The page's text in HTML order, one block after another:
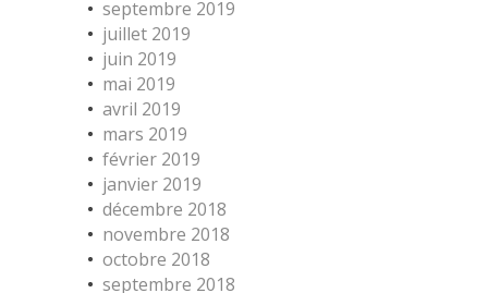
septembre 2019
juillet 2019
juin 2019
mai 2019
avril 2019
mars 2019
février 2019
janvier 2019
décembre 2018
novembre 2018
octobre 2018
septembre 2018